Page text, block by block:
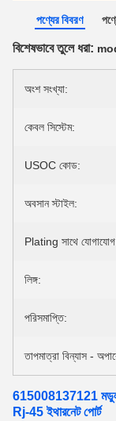
পণ্যের বিবরণ
বিশেষভাবে তুলে ধরা:
অংশ সংখ্যা:
কেবল সিস্টেম:
USOC কোড:
অবসান স্টাইল:
Plating সাথে
লিঙ্গ:
পরিসমাপ্তি:
তাপমাত্রা বিন্যাস -
615008137121
Rj-45 ইথারনেট পোর্ট